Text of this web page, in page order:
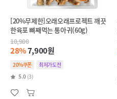
[20%무제한]오래오래프로젝트 깨끗
한육포 뼈째먹는 통아귀(60g)
10,900
28%7,900원
20%쿠폰
최저가도전
5.0 (3)